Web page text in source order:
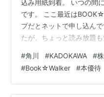
込み用紙到着。 いつの間
です。 ここ最近は
プだとネットで申し込ん
たが、ちょっと読み放題
ス」6か月分。 申し込みは
ドタイプで。
アルコードが到着。 ちょ
#角川 #KADOKAWA #
#Book☆Walker #本優待